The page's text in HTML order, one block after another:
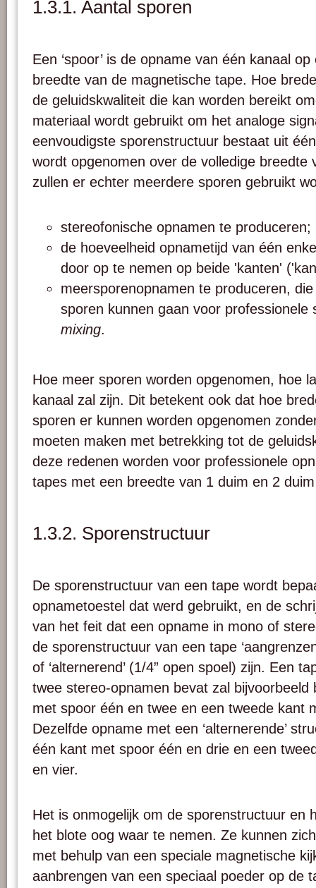
1.3.1. Aantal sporen
Een ‘spoor’ is de opname van één kanaal
breedte van de magnetische tape. Hoe
de geluidskwaliteit die kan worden bereikt
materiaal wordt gebruikt om het analoge
eenvoudigste sporenstructuur bestaat uit
wordt opgenomen over de volledige breedte
zullen er echter meerdere sporen gebruikt
stereofonische opnamen te produceren;
de hoeveelheid opnametijd van één
door op te nemen op beide 'kanten'
meersporenopnamen te produceren,
sporen kunnen gaan voor professionele
mixing.
Hoe meer sporen worden opgenomen, hoe
kanaal zal zijn. Dit betekent ook dat hoe
sporen er kunnen worden opgenomen
moeten maken met betrekking tot de
deze redenen worden voor professionele
tapes met een breedte van 1 duim en 2
1.3.2. Sporenstructuur
De sporenstructuur van een tape wordt
opnametoestel dat werd gebruikt, en de
van het feit dat een opname in mono of
de sporenstructuur van een tape
of ‘alternerend’ (1/4” open spoel) zijn. Een
twee stereo-opnamen bevat zal bijvoorbeeld
met spoor één en twee en een tweede kant
Dezelfde opname met een ‘alternerende’
één kant met spoor één en drie en een
en vier.
Het is onmogelijk om de sporenstructuur en
het blote oog waar te nemen. Ze kunnen
met behulp van een speciale magnetische
aanbrengen van een speciaal poeder op de